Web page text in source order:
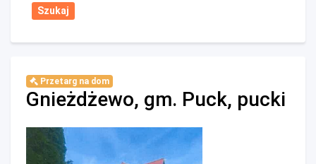
Przetarg na dom
Gnieżdżewo, gm. Puck, pucki